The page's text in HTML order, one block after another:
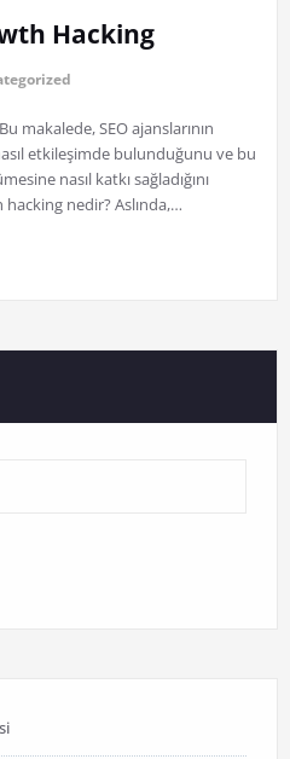
Hacking
makalede, SEO ajanslarının
etkileşimde bulunduğunu ve bu
nasıl katkı sağladığını
nedir? Aslında,…